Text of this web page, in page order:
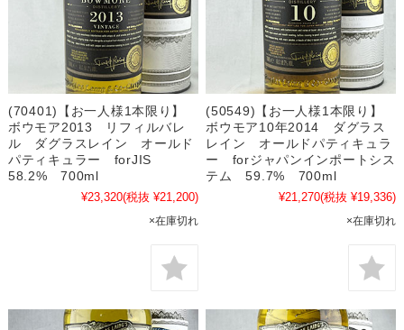
(70401)【お一人様1本限り】
ボウモア2013 リフィルバレ
ル ダグラスレイン オールド
パティキュラー forJIS
58.2% 700ml
¥23,320(税抜 ¥21,200)
×在庫切れ
(50549)【お一人様1本限り】
ボウモア10年2014 ダグラス
レイン オールドパティキュラ
ー forジャパンインポートシス
テム 59.7% 700ml
¥21,270(税抜 ¥19,336)
×在庫切れ